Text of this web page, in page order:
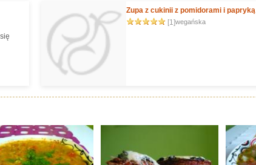
Zupa z cukinii z pomidorami i papryką
[1]wegańska